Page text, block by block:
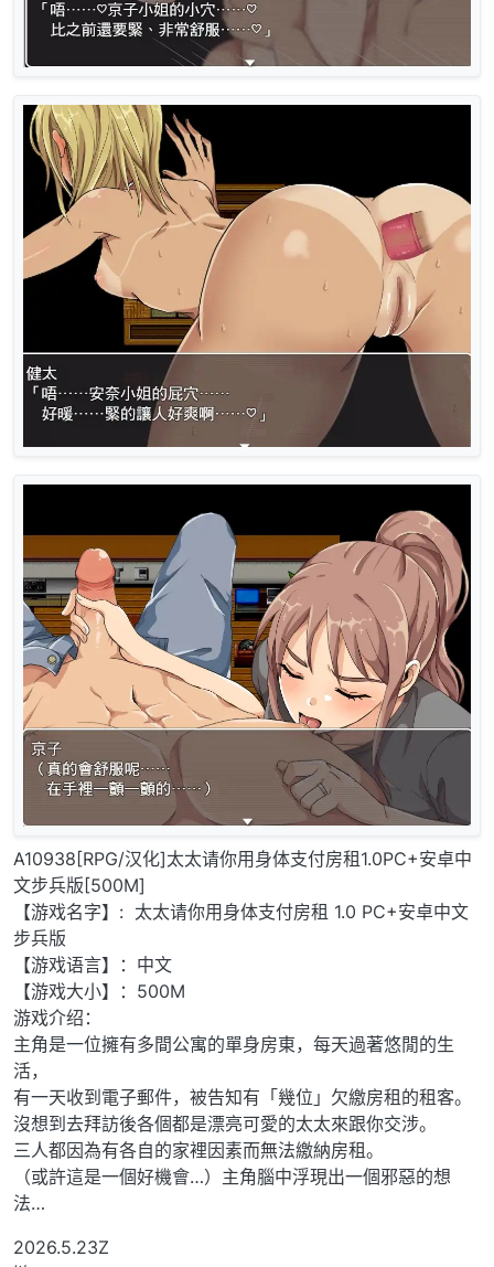
A10938[RPG/汉化]太太请你用身体支付房租1.0PC+安卓中
文步兵版[500M]
【游戏名字】: 太太请你用身体支付房租 1.0 PC+安卓中文
步兵版
【游戏语言】：中文
【游戏大小】：500M
游戏介绍：
主角是一位擁有多間公寓的單身房東，每天過著悠閒的生
活，
有一天收到電子郵件，被告知有「幾位」欠繳房租的租客。
沒想到去拜訪後各個都是漂亮可愛的太太來跟你交涉。
三人都因為有各自的家裡因素而無法繳納房租。
（或許這是一個好機會…）主角腦中浮現出一個邪惡的想
法…
2026.5.23Z